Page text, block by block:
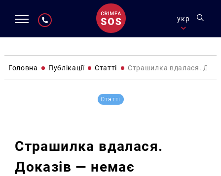
укр
Головна Публікації Статті Страшилка вдалася.
Статті
Страшилка вдалася.
Доказів — немає